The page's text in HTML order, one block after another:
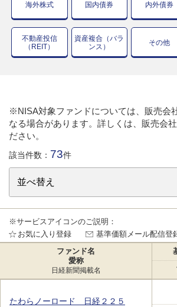
海外株式 国内債券 内外債券
不動産投信
（REIT）
資産複合（バラ
ンス）
その他
※NISA対象ファンドについては、販売会
なる場合があります。詳しくは、販売会
ださい。
該当件数： 73件
※サービスアイコンのご説明：
お気に入り登録
基準価額メール配信登
ファンド名
愛称
日経新聞掲載名
たわらノーロード 日経２２５